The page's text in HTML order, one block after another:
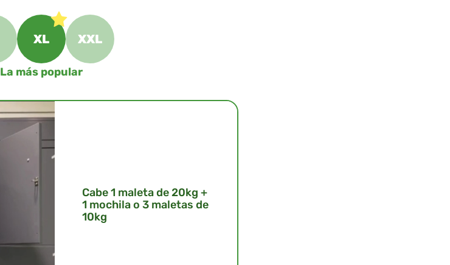
XL XXL
La más popular
Cabe 1 maleta de 20kg +
1 mochila o 3 maletas de
10kg